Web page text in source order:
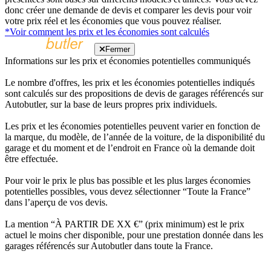
donc créer une demande de devis et comparer les devis pour voir
votre prix réel et les économies que vous pouvez réaliser.
*Voir comment les prix et les économies sont calculés
Fermer
Informations sur les prix et économies potentielles communiqués
Le nombre d'offres, les prix et les économies potentielles indiqués
sont calculés sur des propositions de devis de garages référencés sur
Autobutler, sur la base de leurs propres prix individuels.
Les prix et les économies potentielles peuvent varier en fonction de
la marque, du modèle, de l’année de la voiture, de la disponibilité du
garage et du moment et de l’endroit en France où la demande doit
être effectuée.
Pour voir le prix le plus bas possible et les plus larges économies
potentielles possibles, vous devez sélectionner “Toute la France”
dans l’aperçu de vos devis.
La mention “À PARTIR DE XX €” (prix minimum) est le prix
actuel le moins cher disponible, pour une prestation donnée dans les
garages référencés sur Autobutler dans toute la France.